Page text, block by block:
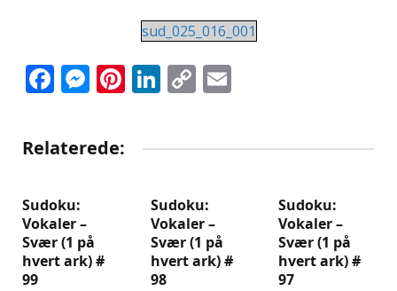
sud_025_016_001
Facebook
Messenger
Pinterest
LinkedIn
Copy
Relaterede:
Sudoku:
Vokaler –
Svær (1 på
hvert ark) #
99
Sudoku:
Vokaler –
Svær (1 på
hvert ark) #
98
Sudoku:
Vokaler –
Svær (1 på
hvert ark) #
97